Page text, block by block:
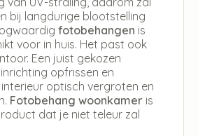
bij langdurige blootstelling
fotobehangen is
voor in huis. Het past ook
Een juist gekozen
opfrissen en
optisch vergroten en
Fotobehang woonkamer is
dat je niet teleur zal